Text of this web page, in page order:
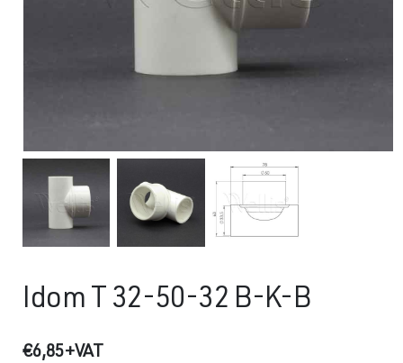
Idom T 32-50-32 B-K-B
€6,85+VAT